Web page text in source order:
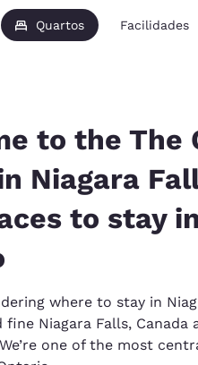
Quartos Facilidades
to the The
Niagara
to stay
where to stay in
Niagara Falls,
one of the most